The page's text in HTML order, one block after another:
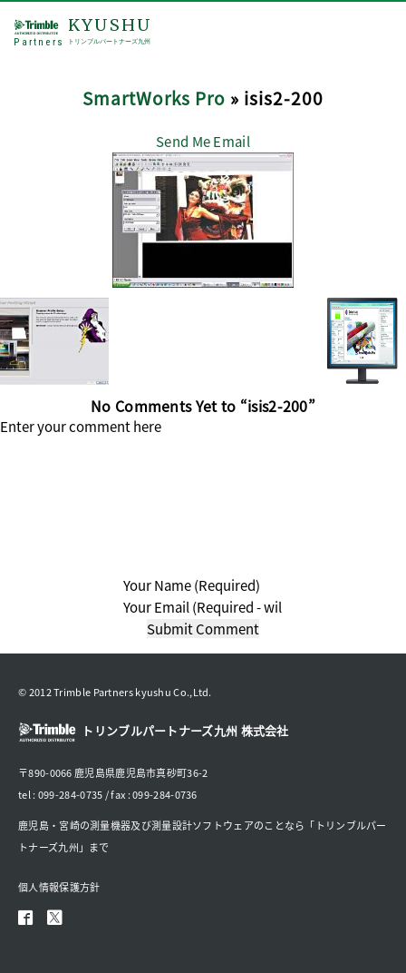
Partners
KYUSHU
トリンブルパートナーズ九州
SmartWorks Pro » isis2-200
Send Me Email
No Comments Yet to “isis2-200”
© 2012 Trimble Partners kyushu Co.,Ltd.
トリンブルパートナーズ九州 株式会社
〒890-0066 鹿児島県鹿児島市真砂町36-2
tel : 099-284-0735 / fax : 099-284-0736
鹿児島・宮崎の測量機器及び測量設計ソフトウェアのことなら「トリンブルパー
トナーズ九州」まで
個人情報保護方針